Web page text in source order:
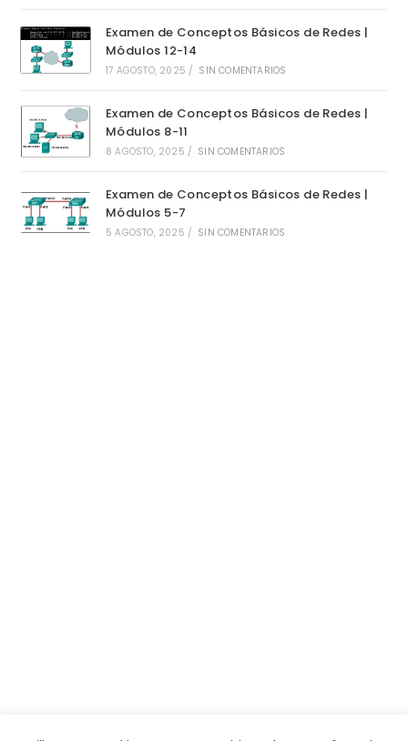
Examen de Conceptos Básicos de Redes |
Módulos 12-14
17 AGOSTO, 2025 / SIN COMENTARIOS
Examen de Conceptos Básicos de Redes |
Módulos 8-11
8 AGOSTO, 2025 / SIN COMENTARIOS
Examen de Conceptos Básicos de Redes |
Módulos 5-7
5 AGOSTO, 2025 / SIN COMENTARIOS